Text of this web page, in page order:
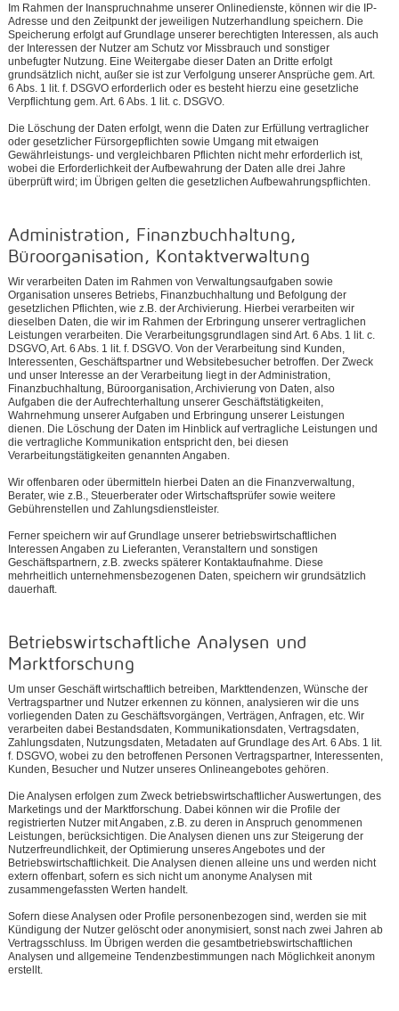
Im Rahmen der Inanspruchnahme unserer Onlinedienste, können wir die IP-
Adresse und den Zeitpunkt der jeweiligen Nutzerhandlung speichern. Die
Speicherung erfolgt auf Grundlage unserer berechtigten Interessen, als auch
der Interessen der Nutzer am Schutz vor Missbrauch und sonstiger
unbefugter Nutzung. Eine Weitergabe dieser Daten an Dritte erfolgt
grundsätzlich nicht, außer sie ist zur Verfolgung unserer Ansprüche gem. Art.
6 Abs. 1 lit. f. DSGVO erforderlich oder es besteht hierzu eine gesetzliche
Verpflichtung gem. Art. 6 Abs. 1 lit. c. DSGVO.
Die Löschung der Daten erfolgt, wenn die Daten zur Erfüllung vertraglicher
oder gesetzlicher Fürsorgepflichten sowie Umgang mit etwaigen
Gewährleistungs- und vergleichbaren Pflichten nicht mehr erforderlich ist,
wobei die Erforderlichkeit der Aufbewahrung der Daten alle drei Jahre
überprüft wird; im Übrigen gelten die gesetzlichen Aufbewahrungspflichten.
Administration, Finanzbuchhaltung,
Büroorganisation, Kontaktverwaltung
Wir verarbeiten Daten im Rahmen von Verwaltungsaufgaben sowie
Organisation unseres Betriebs, Finanzbuchhaltung und Befolgung der
gesetzlichen Pflichten, wie z.B. der Archivierung. Hierbei verarbeiten wir
dieselben Daten, die wir im Rahmen der Erbringung unserer vertraglichen
Leistungen verarbeiten. Die Verarbeitungsgrundlagen sind Art. 6 Abs. 1 lit. c.
DSGVO, Art. 6 Abs. 1 lit. f. DSGVO. Von der Verarbeitung sind Kunden,
Interessenten, Geschäftspartner und Websitebesucher betroffen. Der Zweck
und unser Interesse an der Verarbeitung liegt in der Administration,
Finanzbuchhaltung, Büroorganisation, Archivierung von Daten, also
Aufgaben die der Aufrechterhaltung unserer Geschäftstätigkeiten,
Wahrnehmung unserer Aufgaben und Erbringung unserer Leistungen
dienen. Die Löschung der Daten im Hinblick auf vertragliche Leistungen und
die vertragliche Kommunikation entspricht den, bei diesen
Verarbeitungstätigkeiten genannten Angaben.
Wir offenbaren oder übermitteln hierbei Daten an die Finanzverwaltung,
Berater, wie z.B., Steuerberater oder Wirtschaftsprüfer sowie weitere
Gebührenstellen und Zahlungsdienstleister.
Ferner speichern wir auf Grundlage unserer betriebswirtschaftlichen
Interessen Angaben zu Lieferanten, Veranstaltern und sonstigen
Geschäftspartnern, z.B. zwecks späterer Kontaktaufnahme. Diese
mehrheitlich unternehmensbezogenen Daten, speichern wir grundsätzlich
dauerhaft.
Betriebswirtschaftliche Analysen und
Marktforschung
Um unser Geschäft wirtschaftlich betreiben, Markttendenzen, Wünsche der
Vertragspartner und Nutzer erkennen zu können, analysieren wir die uns
vorliegenden Daten zu Geschäftsvorgängen, Verträgen, Anfragen, etc. Wir
verarbeiten dabei Bestandsdaten, Kommunikationsdaten, Vertragsdaten,
Zahlungsdaten, Nutzungsdaten, Metadaten auf Grundlage des Art. 6 Abs. 1 lit.
f. DSGVO, wobei zu den betroffenen Personen Vertragspartner, Interessenten,
Kunden, Besucher und Nutzer unseres Onlineangebotes gehören.
Die Analysen erfolgen zum Zweck betriebswirtschaftlicher Auswertungen, des
Marketings und der Marktforschung. Dabei können wir die Profile der
registrierten Nutzer mit Angaben, z.B. zu deren in Anspruch genommenen
Leistungen, berücksichtigen. Die Analysen dienen uns zur Steigerung der
Nutzerfreundlichkeit, der Optimierung unseres Angebotes und der
Betriebswirtschaftlichkeit. Die Analysen dienen alleine uns und werden nicht
extern offenbart, sofern es sich nicht um anonyme Analysen mit
zusammengefassten Werten handelt.
Sofern diese Analysen oder Profile personenbezogen sind, werden sie mit
Kündigung der Nutzer gelöscht oder anonymisiert, sonst nach zwei Jahren ab
Vertragsschluss. Im Übrigen werden die gesamtbetriebswirtschaftlichen
Analysen und allgemeine Tendenzbestimmungen nach Möglichkeit anonym
erstellt.